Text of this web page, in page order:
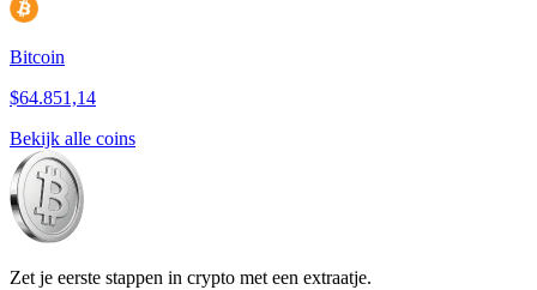
Bitcoin
$64.851,14
Bekijk alle coins
Zet je eerste stappen in crypto met een extraatje.